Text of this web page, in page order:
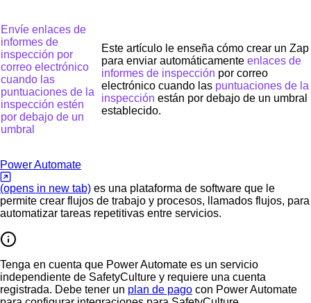
Envíe enlaces de
informes de
inspección por
correo electrónico
cuando las
puntuaciones de la
inspección estén
por debajo de un
umbral
Este artículo le enseña cómo crear un Zap
para enviar automáticamente enlaces de
informes de inspección por correo
electrónico cuando las puntuaciones de la
inspección están por debajo de un umbral
establecido.
Power Automate
(opens in new tab) es una plataforma de software que le
permite crear flujos de trabajo y procesos, llamados flujos, para
automatizar tareas repetitivas entre servicios.
Tenga en cuenta que Power Automate es un servicio
independiente de SafetyCulture y requiere una cuenta
registrada. Debe tener un plan de pago con Power Automate